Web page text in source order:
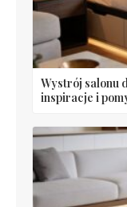
Wystrój salonu
inspiracje i